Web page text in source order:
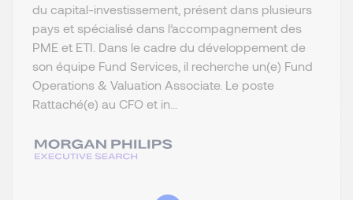
du capital-investissement, présent dans plusieurs
pays et spécialisé dans l’accompagnement des
PME et ETI. Dans le cadre du développement de
son équipe Fund Services, il recherche un(e) Fund
Operations & Valuation Associate. Le poste
Rattaché(e) au CFO et in...